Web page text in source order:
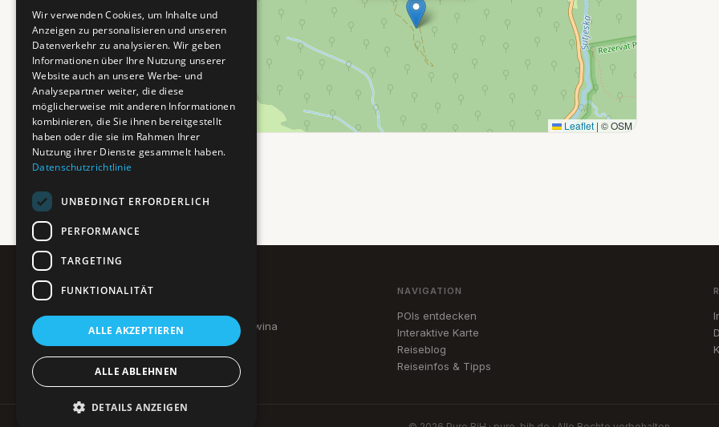
Leaflet | © OSM
Pure BiH
Authentisches Bosnien & Herzegowina
Ein Teil des BTP Reise-Netzwerks.
NAVIGATION
POIs entdecken
Interaktive Karte
Reiseblog
Reiseinfos & Tipps
Wir verwenden Cookies, um Inhalte und
Anzeigen zu personalisieren und unseren
Datenverkehr zu analysieren. Wir geben
Informationen über Ihre Nutzung unserer
Website auch an unsere Werbe- und
Analysepartner weiter, die diese
möglicherweise mit anderen Informationen
kombinieren, die Sie ihnen bereitgestellt
haben oder die sie im Rahmen Ihrer
Nutzung ihrer Dienste gesammelt haben.
Datenschutzrichtlinie
UNBEDINGT ERFORDERLICH
PERFORMANCE
TARGETING
FUNKTIONALITÄT
ALLE AKZEPTIEREN
ALLE ABLEHNEN
DETAILS ANZEIGEN